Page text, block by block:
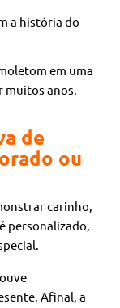
a história do
em uma
muitos anos.
de
ou
carinho,
personalizado,
Afinal, a